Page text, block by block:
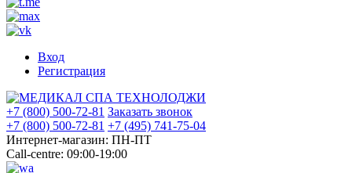
Вход
Регистрация
+7 (800) 500-72-81 Заказать звонок
+7 (800) 500-72-81 +7 (495) 741-75-04
Интернет-магазин: ПН-ПТ
Call-centre: 09:00-19:00